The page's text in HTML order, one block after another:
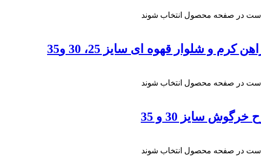
است در صفحه محصول انتخاب شوند
و شلوار قهوه ای سایز 25، 30 و35
است در صفحه محصول انتخاب شوند
سایز 30 و 35
است در صفحه محصول انتخاب شوند